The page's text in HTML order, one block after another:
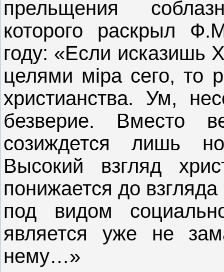
прельщения
которого раскрыл
году: «Если исказишь
целями мiра сего, то
христианства. Ум,
безверие. Вместо
созиждется лишь
Высокий взгляд
понижается до
под видом
является уже не
нему…»